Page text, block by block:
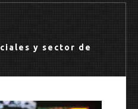
y sector de